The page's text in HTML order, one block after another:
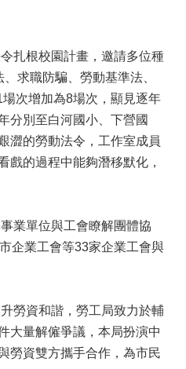
扎根校園計畫，邀請多位種
求職防騙、勞動基準法、
次增加為8場次，顯見逐年
分別至白河國小、下營國
澀的勞動法令，工作室成員
戲的過程中能夠潛移默化，
業單位與工會瞭解團體協
企業工會等33家企業工會與
勞資和諧，勞工局致力於輔
大量解僱爭議，本局扮演中
勞資雙方攜手合作，為市民